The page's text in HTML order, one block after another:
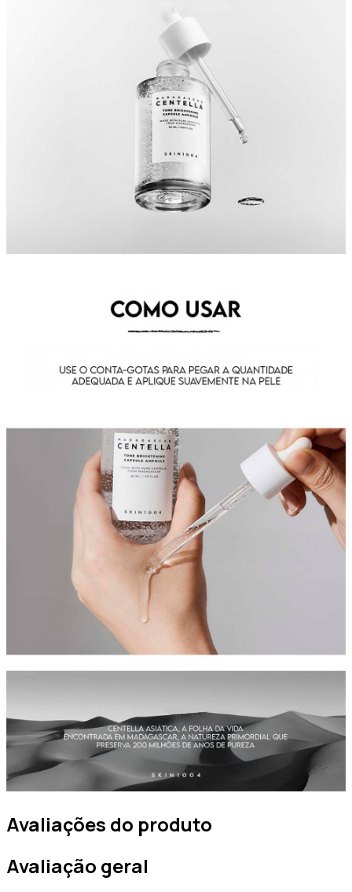
Avaliações do produto
Avaliação geral